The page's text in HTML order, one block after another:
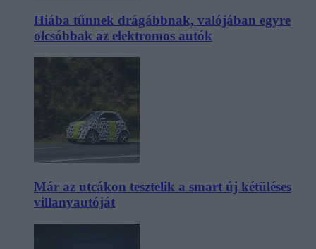
Hiába tűnnek drágábbnak, valójában egyre
olcsóbbak az elektromos autók
Már az utcákon tesztelik a smart új kétüléses
villanyautóját